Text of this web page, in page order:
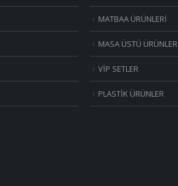
MATBAA ÜRÜNLERİ
MASA ÜSTÜ ÜRÜNLER
VİP SETLER
PLASTİK ÜRÜNLER